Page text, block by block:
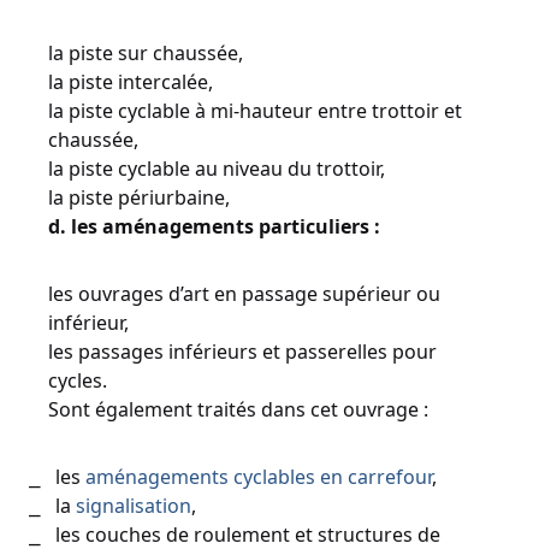
la piste sur chaussée,
la piste intercalée,
la piste cyclable à mi-hauteur entre trottoir et
chaussée,
la piste cyclable au niveau du trottoir,
la piste périurbaine,
d. les aménagements particuliers :
les ouvrages d’art en passage supérieur ou
inférieur,
les passages inférieurs et passerelles pour
cycles.
Sont également traités dans cet ouvrage :
les aménagements cyclables en carrefour,
la signalisation,
les couches de roulement et structures de